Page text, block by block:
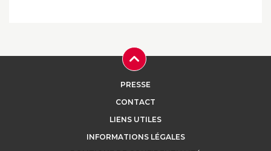
PRESSE
CONTACT
LIENS UTILES
INFORMATIONS LÉGALES